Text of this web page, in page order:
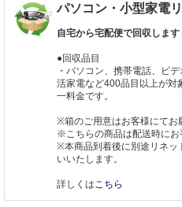
パソコン・小型家電
自宅から宅配便で回収します
●回収品目
・パソコン、携帯電話、ビ
活家電など400品目以上が対
一料金です。
※箱のご用意はお客様にてお
※こちらの商品は配送時にお
※本商品到着後に別途リネッ
いいたします。
詳しくはこちら